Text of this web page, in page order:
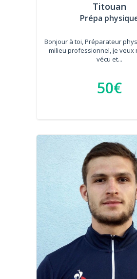
Titouan
Prépa
Bonjour à toi, Préparateur
milieu professionnel, je veux
vécu et...
50€